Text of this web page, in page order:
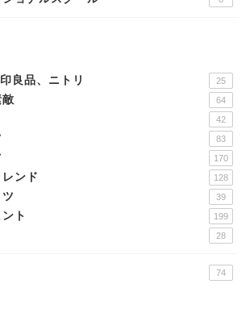
良品、ニトリ 25
64
42
83
170
ンド 128
39
ト 199
28
74